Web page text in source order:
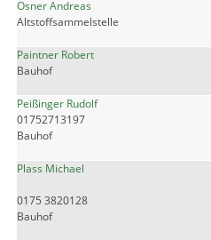
Osner Andreas
Altstoffsammelstelle
Paintner Robert
Bauhof
Peißinger Rudolf
01752713197
Bauhof
Plass Michael
0175 3820128
Bauhof